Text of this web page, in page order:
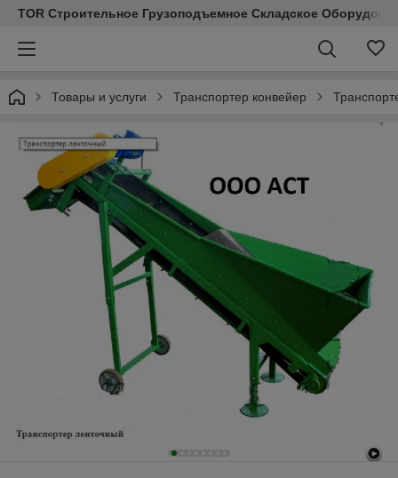
TOR Строительное Грузоподъемное Складское
Товары и услуги Транспортер конвейер